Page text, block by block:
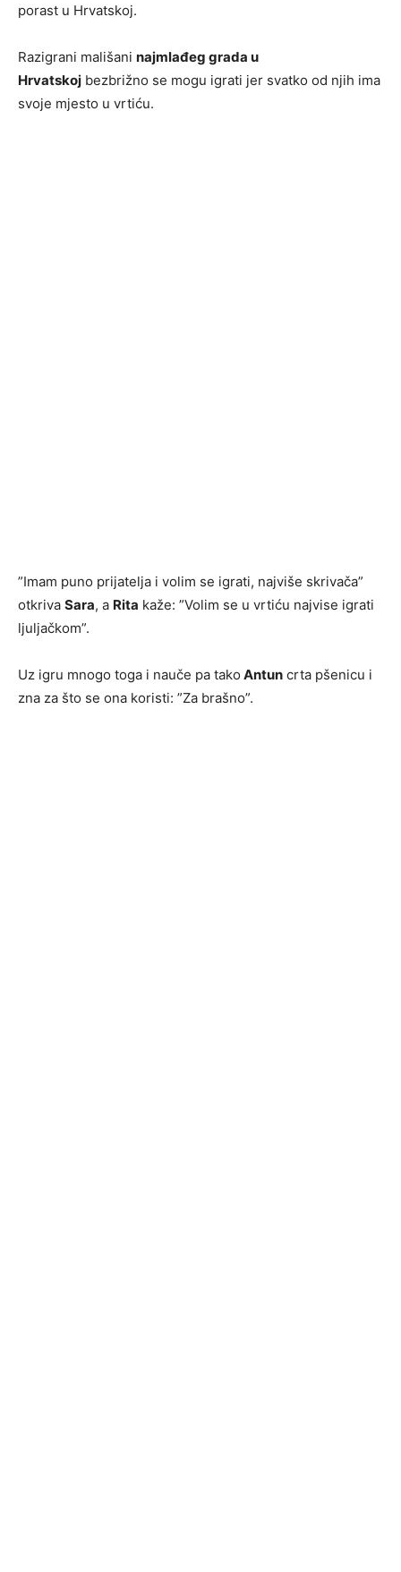
porast u Hrvatskoj.
Razigrani mališani najmlađeg grada u
Hrvatskoj bezbrižno se mogu igrati jer svatko od njih ima
svoje mjesto u vrtiću.
”Imam puno prijatelja i volim se igrati, najviše skrivača”
otkriva Sara, a Rita kaže: ”Volim se u vrtiću najvise igrati
ljuljačkom”.
Uz igru mnogo toga i nauče pa tako Antun crta pšenicu i
zna za što se ona koristi: ”Za brašno”.